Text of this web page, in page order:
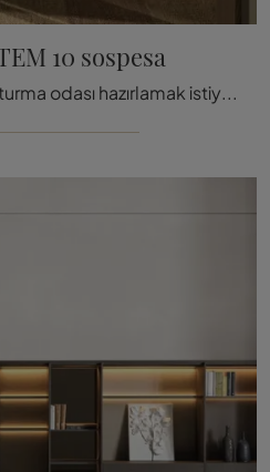
10 sospesa
Dinamik ve işlevsel bir oturma odası hazırlamak istiyor musunuz? İşte size kararlı ve modern çizgilere sahip asılı 505 UP SYSTEM 10 du